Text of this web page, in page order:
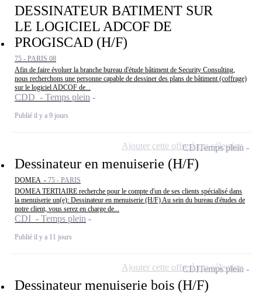
DESSINATEUR BATIMENT SUR
LE LOGICIEL ADCOF DE
PROGISCAD (H/F)
75 - PARIS 08
Afin de faire évoluer la branche bureau d'étude bâtiment de Security Consulting,
nous recherchons une personne capable de dessiner des plans de bâtiment (coffrage)
sur le logiciel ADCOF de...
CDD - Temps plein
Publié il y a 9 jours
Dessinateur en menuiserie (H/F)
DOMEA - 75 - PARIS
DOMEA TERTIAIRE recherche pour le compte d'un de ses clients spécialisé dans
la menuiserie un(e): Dessinateur en menuiserie (H/F) Au sein du bureau d'études de
notre client, vous serez en charge de...
CDI - Temps plein
Publié il y a 11 jours
CDITemps plein
Ajouter cette offre à ma sélection
Dessinateur menuiserie bois (H/F)
CDITemps plein
Ajouter cette offre à ma sélection